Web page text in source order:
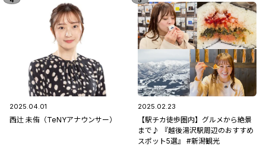
2025.04.01
西辻 未侑（TeNYアナウンサー）
2025.02.23
【駅チカ徒歩圏内】グルメから絶景
まで♪ 『越後湯沢駅周辺のおすすめ
スポット5選』 #新潟観光